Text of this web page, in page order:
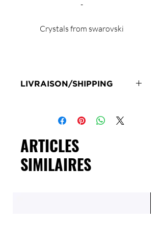
-
Crystals from swarovski
LIVRAISON/SHIPPING
Delivery 72 hours subject to stock
ARTICLES
SIMILAIRES